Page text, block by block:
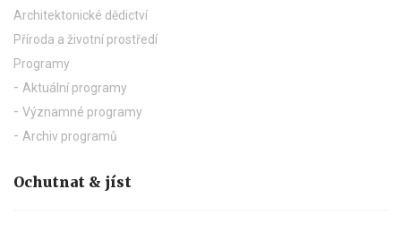
Architektonické dědictví
Příroda a životní prostředí
Programy
Aktuální programy
Významné programy
Archiv programů
Ochutnat & jíst